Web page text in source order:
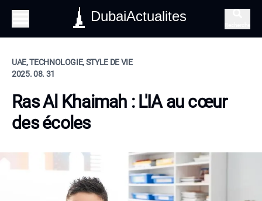
DubaiActualites
UAE, TECHNOLOGIE, STYLE DE VIE
2025. 08. 31
Ras Al Khaimah : L'IA au cœur
des écoles